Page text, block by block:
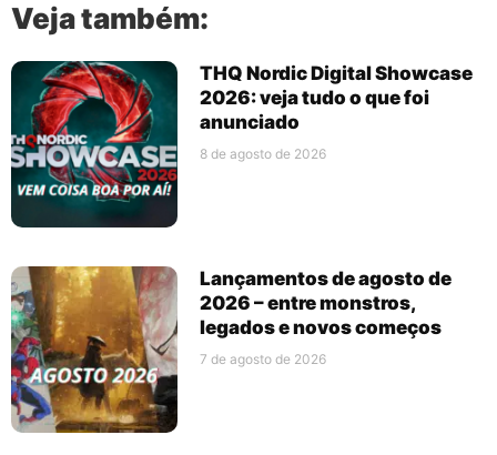
Veja também:
THQ Nordic Digital Showcase
2026: veja tudo o que foi
anunciado
8 de agosto de 2026
Lançamentos de agosto de
2026 – entre monstros,
legados e novos começos
7 de agosto de 2026